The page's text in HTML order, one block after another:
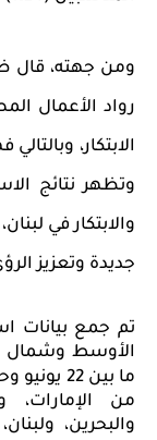
ومن جهته، قال
رواد الأعمال
الابتكار،
وتظهر نتائج
والابتكار في
جديدة وتعزيز
تم جمع بيانات
الأوسط وشمال
ما بين 22 يونيو وحتى 19 يوليو 2022، بمشاركة
من الإمارات،
والبحرين،